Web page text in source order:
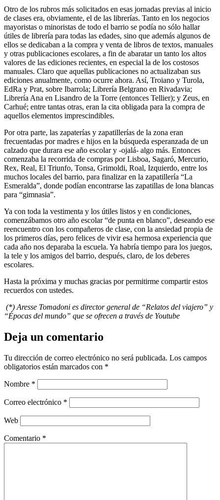
Otro de los rubros más solicitados en esas jornadas previas al inicio
de clases era, obviamente, el de las librerías. Tanto en los negocios
mayoristas o minoristas de todo el barrio se podía no sólo hallar
útiles de librería para todas las edades, sino que además algunos de
ellos se dedicaban a la compra y venta de libros de textos, manuales
y otras publicaciones escolares, a fin de abaratar un tanto los altos
valores de las ediciones recientes, en especial la de los costosos
manuales. Claro que aquellas publicaciones no actualizaban sus
ediciones anualmente, como ocurre ahora. Así, Troiano y Turola,
EdRa y Prat, sobre Ibarrola; Librería Belgrano en Rivadavia;
Librería Ana en Lisandro de la Torre (entonces Tellier); y Zeus, en
Carhué; entre tantas otras, eran la cita obligada para la compra de
aquellos elementos imprescindibles.
Por otra parte, las zapaterías y zapatillerías de la zona eran
frecuentadas por madres e hijos en la búsqueda esperanzada de un
calzado que durara ese año escolar y -ojalá- algo más. Entonces
comenzaba la recorrida de compras por Lisboa, Sagaró, Mercurio,
Rex, Real, El Triunfo, Tonsa, Grimoldi, Roal, Izquierdo, entre los
muchos locales del barrio, para finalizar en la zapatillería “La
Esmeralda”, donde podían encontrarse las zapatillas de lona blancas
para “gimnasia”.
Ya con toda la vestimenta y los útiles listos y en condiciones,
comenzábamos otro año escolar “de punta en blanco”, deseando ese
reencuentro con los compañeros de clase, con la ansiedad propia de
los primeros días, pero felices de vivir esa hermosa experiencia que
cada año nos deparaba la escuela. Ya habría tiempo para los juegos,
la tele y los amigos del barrio, después, claro, de los deberes
escolares.
Hasta la próxima y muchas gracias por permitirme compartir estos
recuerdos con ustedes.
(*) Aresse Tomadoni es director general de “Relatos del viajero” y
“Épocas del mundo” que se ofrecen a través de Youtube
Deja un comentario
Tu dirección de correo electrónico no será publicada. Los campos
obligatorios están marcados con *
Nombre *
Correo electrónico *
Web
Comentario *